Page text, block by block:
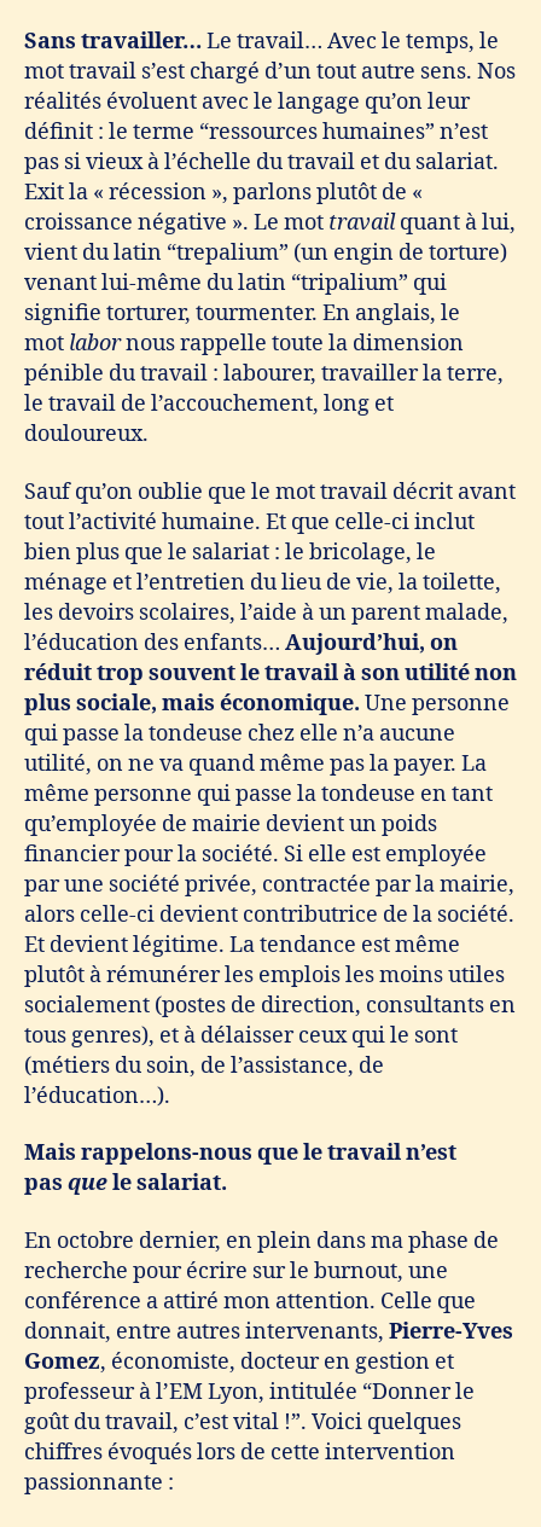
Sans travailler…Le travail… Avec le temps, le
mot travail s’est chargé d’un tout autre sens. Nos
réalités évoluent avec le langage qu’on leur
définit : le terme “ressources humaines” n’est
pas si vieux à l’échelle du travail et du salariat.
Exit la « récession », parlons plutôt de «
croissance négative ». Le mot travailquant à lui,
vient du latin “trepalium” (un engin de torture)
venant lui-même du latin “tripalium” qui
signifie torturer, tourmenter. En anglais, le
mot labornous rappelle toute la dimension
pénible du travail : labourer, travailler la terre,
le travail de l’accouchement, long et
douloureux.
Sauf qu’on oublie que le mot travail décrit avant
tout l’activité humaine. Et que celle-ci inclut
bien plus que le salariat : le bricolage, le
ménage et l’entretien du lieu de vie, la toilette,
les devoirs scolaires, l’aide à un parent malade,
l’éducation des enfants… Aujourd’hui, on
réduit trop souvent le travail à son utilité non
plus sociale, mais économique. Une personne
qui passe la tondeuse chez elle n’a aucune
utilité, on ne va quand même pas la payer. La
même personne qui passe la tondeuse en tant
qu’employée de mairie devient un poids
financier pour la société. Si elle est employée
par une société privée, contractée par la mairie,
alors celle-ci devient contributrice de la société.
Et devient légitime. La tendance est même
plutôt à rémunérer les emplois les moins utiles
socialement (postes de direction, consultants en
tous genres), et à délaisser ceux qui le sont
(métiers du soin, de l’assistance, de
l’éducation…).
Mais rappelons-nous que le travail n’est
pas quele salariat.
En octobre dernier, en plein dans ma phase de
recherche pour écrire sur le burnout, une
conférence a attiré mon attention. Celle que
donnait, entre autres intervenants, Pierre-Yves
Gomez, économiste, docteur en gestion et
professeur à l’EM Lyon, intitulée “Donner le
goût du travail, c’est vital !”. Voici quelques
chiffres évoqués lors de cette intervention
passionnante :